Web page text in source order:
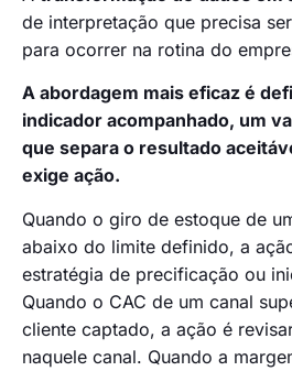
de interpretação que precisa
para ocorrer na rotina do
A abordagem mais eficaz é
indicador acompanhado, um
que separa o resultado
exige ação.
Quando o giro de estoque de
abaixo do limite definido, a
estratégia de precificação ou
Quando o CAC de um canal
cliente captado, a ação é
naquele canal. Quando a